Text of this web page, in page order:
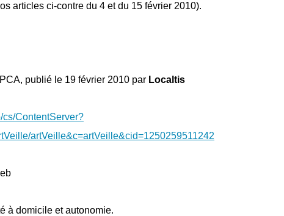
articles ci-contre du 4 et du 15 février 2010).
publié le 19 février 2010 par Localtis
cs/ContentServer?
artVeille&c=artVeille&cid=1250259511242
à domicile et autonomie.